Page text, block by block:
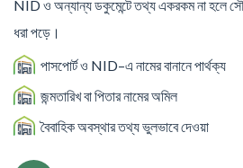
NID ও অন্যান্য ডকুমেন্টে তথ্য একরকম না হলে
ধরা পড়ে।
পাসপোর্ট ও NID–এ নামের বানানে পার্থক্য
জন্মতারিখ বা পিতার নামের অমিল
বৈবাহিক অবস্থার তথ্য ভুলভাবে দেওয়া